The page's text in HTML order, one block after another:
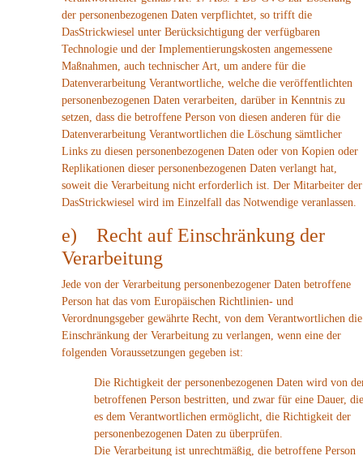
der personenbezogenen Daten verpflichtet, so trifft die
DasStrickwiesel unter Berücksichtigung der verfügbaren
Technologie und der Implementierungskosten angemessene
Maßnahmen, auch technischer Art, um andere für die
Datenverarbeitung Verantwortliche, welche die veröffentlichten
personenbezogenen Daten verarbeiten, darüber in Kenntnis zu
setzen, dass die betroffene Person von diesen anderen für die
Datenverarbeitung Verantwortlichen die Löschung sämtlicher
Links zu diesen personenbezogenen Daten oder von Kopien oder
Replikationen dieser personenbezogenen Daten verlangt hat,
soweit die Verarbeitung nicht erforderlich ist. Der Mitarbeiter der
DasStrickwiesel wird im Einzelfall das Notwendige veranlassen.
e) Recht auf Einschränkung der
Verarbeitung
Jede von der Verarbeitung personenbezogener Daten betroffene
Person hat das vom Europäischen Richtlinien- und
Verordnungsgeber gewährte Recht, von dem Verantwortlichen die
Einschränkung der Verarbeitung zu verlangen, wenn eine der
folgenden Voraussetzungen gegeben ist:
Die Richtigkeit der personenbezogenen Daten wird von
betroffenen Person bestritten, und zwar für eine Dauer, die
es dem Verantwortlichen ermöglicht, die Richtigkeit der
personenbezogenen Daten zu überprüfen.
Die Verarbeitung ist unrechtmäßig, die betroffene Person